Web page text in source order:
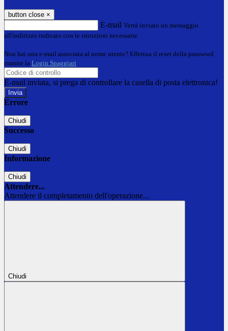
button close ×
E-mail Verrà inviato un messaggio
all'indirizzo indicato con le istruzioni necessarie.
Non hai una e-mail associata al nome utente? Effettua il reset della password
tramite la Login Spaggiari
E-mail inviata, si prega di controllare la casella di posta elettronica!
Errore
Chiudi
Successo
Chiudi
Informazione
Chiudi
Attendere...
Attendere il completamento dell'operazione...
Chiudi